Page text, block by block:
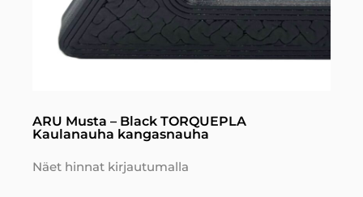
ARU Musta – Black TORQUEPLA
Kaulanauha kangasnauha
Näet hinnat kirjautumalla